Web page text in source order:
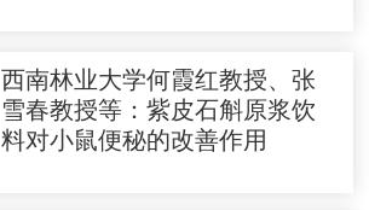
西南林业大学何霞红教授、张
雪春教授等：紫皮石斛原浆饮
料对小鼠便秘的改善作用